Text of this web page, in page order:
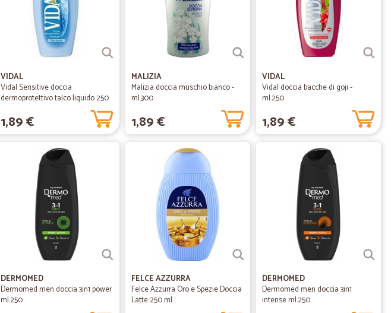
VIDAL
Vidal Sensitive doccia
dermoprotettivo talco liquido 250
1,89 €
MALIZIA
Malizia doccia muschio bianco -
ml.300
1,89 €
VIDAL
Vidal doccia bacche di goji -
ml.250
1,89 €
DERMOMED
Dermomed men doccia 3in1 power
ml.250
FELCE AZZURRA
Felce Azzurra Oro e Spezie Doccia
Latte 250 ml.
DERMOMED
Dermomed men doccia 3in1
intense ml.250